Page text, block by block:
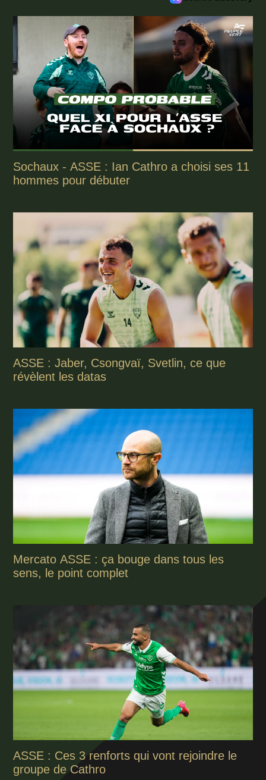
Sochaux - ASSE : Ian Cathro a choisi ses 11
hommes pour débuter
ASSE : Jaber, Csongvaï, Svetlin, ce que
révèlent les datas
Mercato ASSE : ça bouge dans tous les
sens, le point complet
ASSE : Ces 3 renforts qui vont rejoindre le
groupe de Cathro